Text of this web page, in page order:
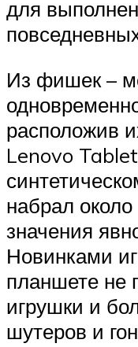
для
Из фишек –
расположив
Lenovo
набрал
значения
Новинками
планшете не
игрушки и
шутеров и